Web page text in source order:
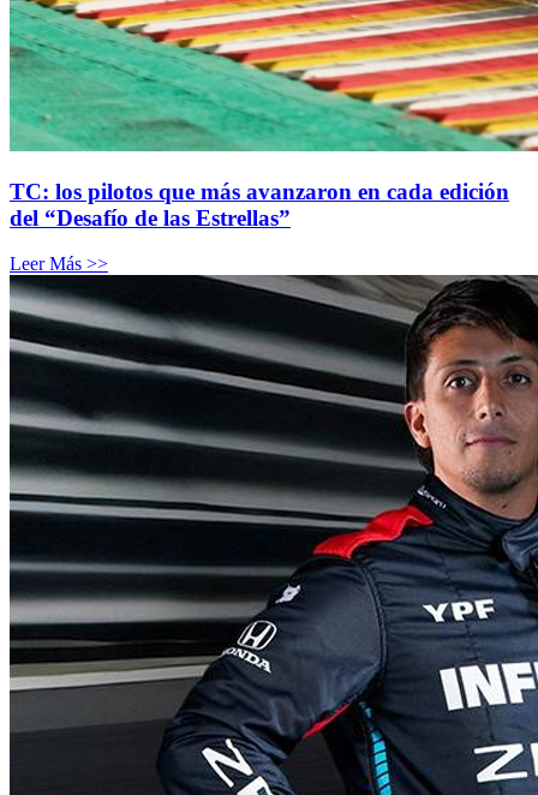
TC: los pilotos que más avanzaron en cada edición
del “Desafío de las Estrellas”
Leer Más >>